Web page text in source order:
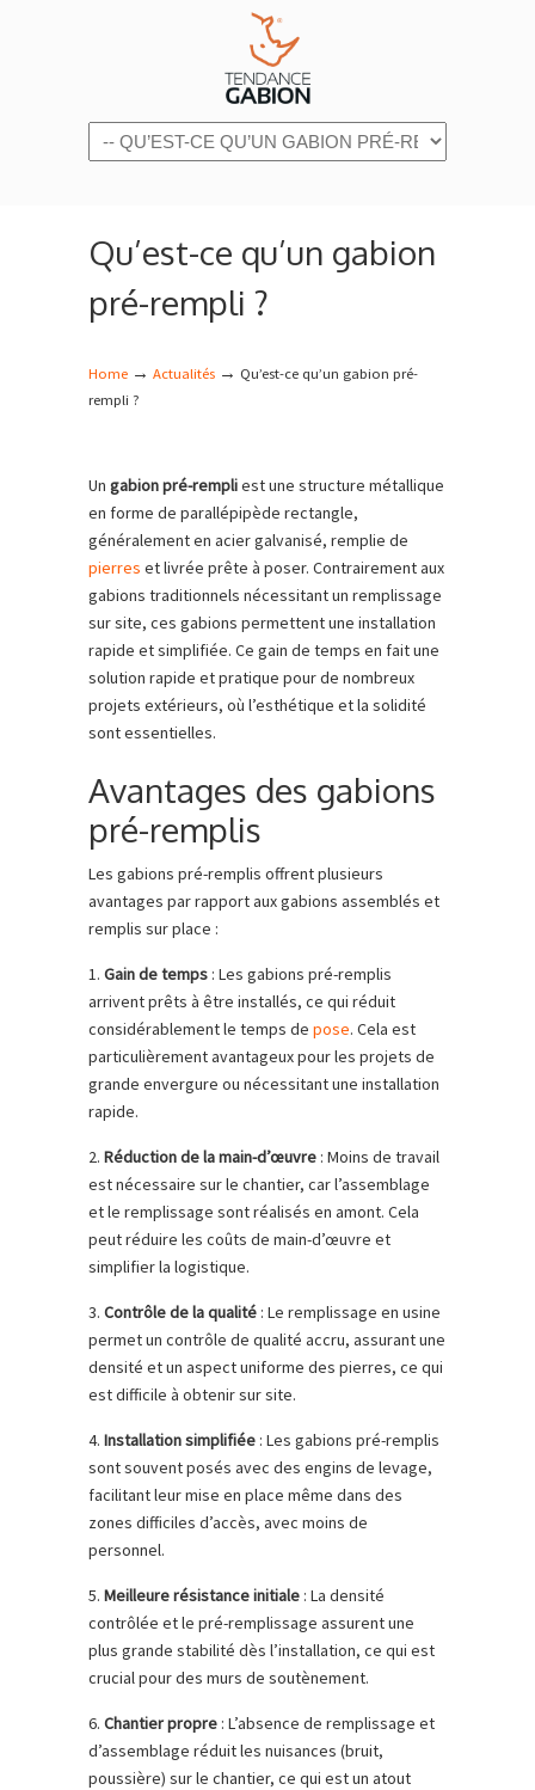
Navigation
Qu’est-ce qu’un gabion
pré-rempli ?
Home → Actualités → Qu’est-ce qu’un gabion pré-
rempli ?
Un gabion pré-rempliest une structure métallique
en forme de parallépipède rectangle,
généralement en acier galvanisé, remplie de
pierres et livrée prête à poser. Contrairement aux
gabions traditionnels nécessitant un remplissage
sur site, ces gabions permettent une installation
rapide et simplifiée. Ce gain de temps en fait une
solution rapide et pratique pour de nombreux
projets extérieurs, où l’esthétique et la solidité
sont essentielles.
Avantages des gabions
pré-remplis
Les gabions pré-remplis offrent plusieurs
avantages par rapport aux gabions assemblés et
remplis sur place :
1. Gain de temps : Les gabions pré-remplis
arrivent prêts à être installés, ce qui réduit
considérablement le temps de pose. Cela est
particulièrement avantageux pour les projets de
grande envergure ou nécessitant une installation
rapide.
2. Réduction de la main-d’œuvre : Moins de travail
est nécessaire sur le chantier, car l’assemblage
et le remplissage sont réalisés en amont. Cela
peut réduire les coûts de main-d’œuvre et
simplifier la logistique.
3. Contrôle de la qualité : Le remplissage en usine
permet un contrôle de qualité accru, assurant une
densité et un aspect uniforme des pierres, ce qui
est difficile à obtenir sur site.
4. Installation simplifiée : Les gabions pré-remplis
sont souvent posés avec des engins de levage,
facilitant leur mise en place même dans des
zones difficiles d’accès, avec moins de
personnel.
5. Meilleure résistance initiale : La densité
contrôlée et le pré-remplissage assurent une
plus grande stabilité dès l’installation, ce qui est
crucial pour des murs de soutènement.
6. Chantier propre : L’absence de remplissage et
d’assemblage réduit les nuisances (bruit,
poussière) sur le chantier, ce qui est un atout